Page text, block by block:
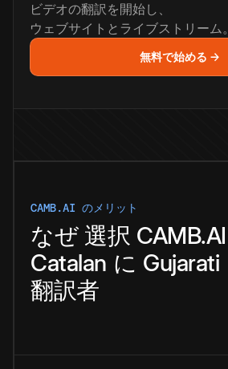
ビデオの翻訳を開始し、
ウェブサイトとライブストリーム。
無料で始める →
CAMB.AI のメリット
なぜ 選択 CAMB.AI
Catalan に Gujarati
翻訳者